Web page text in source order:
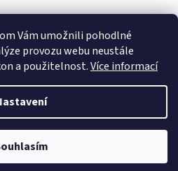
Vám umožnili pohodlné
provozu webu neustále
a použitelnost.Více informací
. Všechna práva vyhrazena.